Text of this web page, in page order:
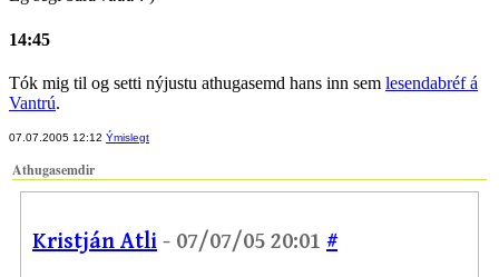
14:45
Tók mig til og setti nýjustu athugasemd hans inn sem lesendabréf á
Vantrú.
07.07.2005 12:12 Ýmislegt
Athugasemdir
Kristján Atli - 07/07/05 20:01 #